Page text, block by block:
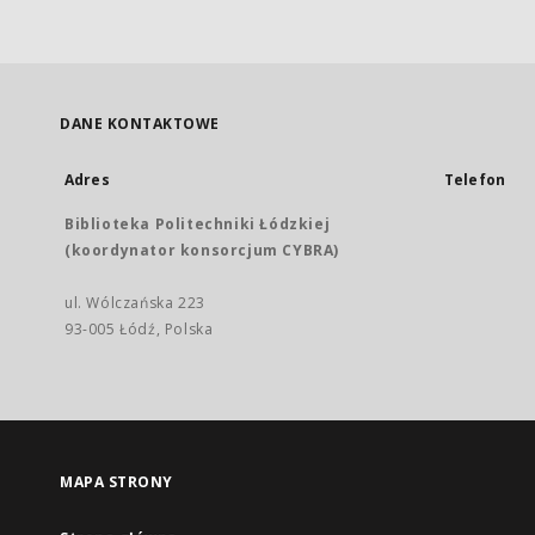
DANE KONTAKTOWE
Adres
Biblioteka Politechniki Łódzkiej
(koordynator konsorcjum CYBRA)
ul. Wólczańska 223
93-005 Łódź, Polska
Telefon
MAPA STRONY